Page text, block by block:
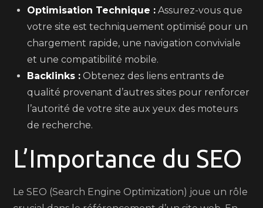
Optimisation Technique : Assurez-vous que
votre site est techniquement optimisé pour un
chargement rapide, une navigation conviviale
et une compatibilité mobile.
Backlinks : Obtenez des liens entrants de
qualité provenant d’autres sites pour renforcer
l’autorité de votre site aux yeux des moteurs
de recherche.
L’Importance du SEO
Le SEO (Search Engine Optimization) joue un rôle